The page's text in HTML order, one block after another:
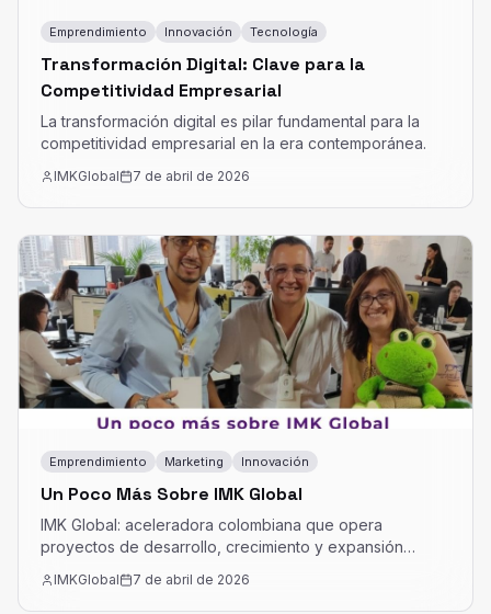
Emprendimiento Innovación Tecnología
Transformación Digital: Clave para la
Competitividad Empresarial
La transformación digital es pilar fundamental para la
competitividad empresarial en la era contemporánea.
IMKGlobal 7 de abril de 2026
Emprendimiento Marketing Innovación
Un Poco Más Sobre IMK Global
IMK Global: aceleradora colombiana que opera
proyectos de desarrollo, crecimiento y expansión
IMKGlobal 7 de abril de 2026